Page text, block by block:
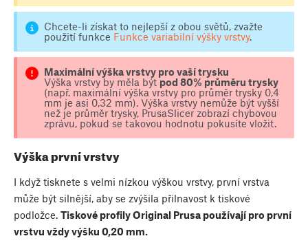
Chcete-li získat to nejlepší z obou světů, zvažte
použití funkce Funkce variabilní výšky vrstvy.
Maximální výška vrstvy pro vaší trysku
Výška vrstvy by měla býtpod 80% průměru trysky
(např. maximální výška vrstvy pro průměr trysky 0,4
mm je asi 0,32 mm). Výška vrstvy nemůže být vyšší
než je průměr trysky, PrusaSlicer zobrazí chybovou
zprávu, pokud se takovou hodnotu pokusíte vložit.
Výška první vrstvy
I když tisknete s velmi nízkou výškou vrstvy, první vrstva
může být silnější, aby se zvýšila přilnavost k tiskové
podložce. Tiskové profily Original Prusa používají pro první
vrstvu vždy výšku 0,20 mm.